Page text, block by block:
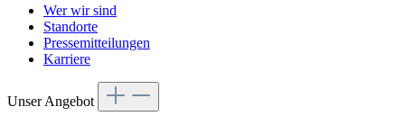
Wer wir sind
Standorte
Pressemitteilungen
Karriere
Unser Angebot